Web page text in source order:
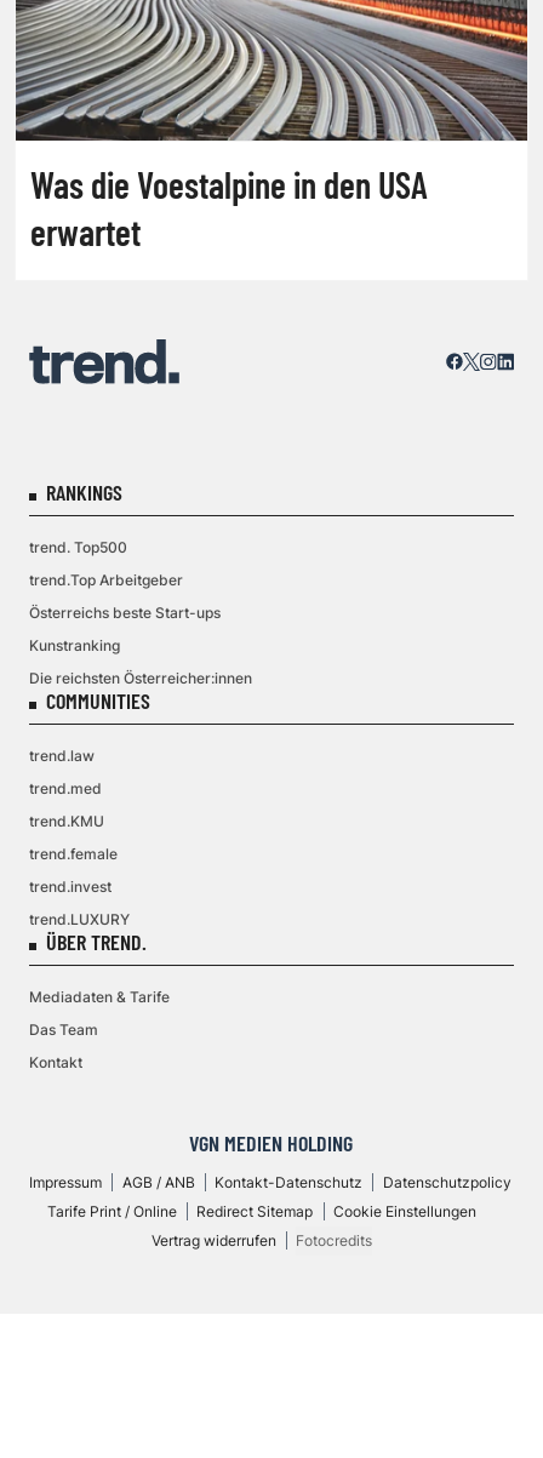
Was die Voestalpine in den USA
erwartet
RANKINGS
trend. Top500
trend.Top Arbeitgeber
Österreichs beste Start-ups
Kunstranking
Die reichsten Österreicher:innen
COMMUNITIES
trend.law
trend.med
trend.KMU
trend.female
trend.invest
trend.LUXURY
ÜBER TREND.
Mediadaten & Tarife
Das Team
Kontakt
VGN MEDIEN HOLDING
Impressum AGB / ANB Kontakt-Datenschutz
Datenschutzpolicy
Tarife Print / Online
Redirect Sitemap
Cookie Einstellungen
Vertrag widerrufen
Fotocredits